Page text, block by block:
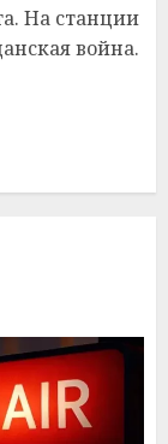
На станции
война.